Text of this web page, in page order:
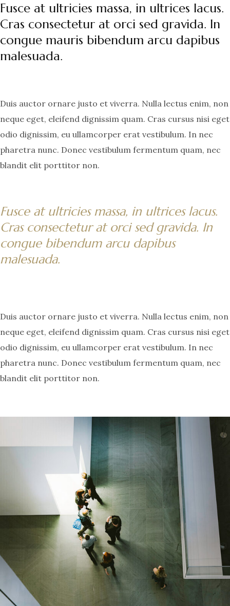
Fusce at ultricies massa, in ultrices lacus.
Cras consectetur at orci sed gravida. In
congue mauris bibendum arcu dapibus
malesuada.
Duis auctor ornare justo et viverra. Nulla lectus enim, non
neque eget, eleifend dignissim quam. Cras cursus nisi eget
odio dignissim, eu ullamcorper erat vestibulum. In nec
pharetra nunc. Donec vestibulum fermentum quam, nec
blandit elit porttitor non.
Fusce at ultricies massa, in ultrices lacus.
Cras consectetur at orci sed gravida. In
congue bibendum arcu dapibus
malesuada.
Duis auctor ornare justo et viverra. Nulla lectus enim, non
neque eget, eleifend dignissim quam. Cras cursus nisi eget
odio dignissim, eu ullamcorper erat vestibulum. In nec
pharetra nunc. Donec vestibulum fermentum quam, nec
blandit elit porttitor non.